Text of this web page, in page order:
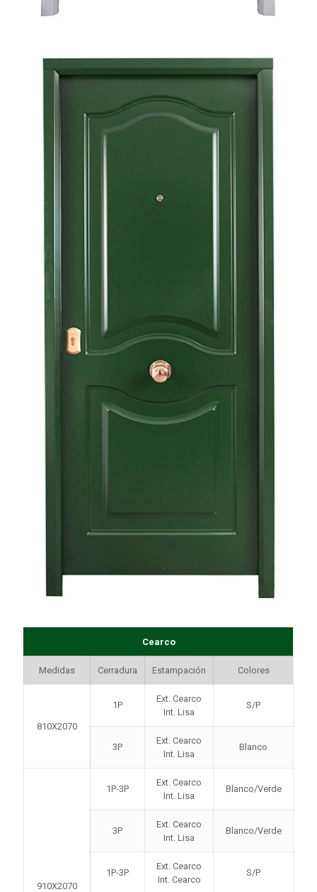
Cearco
Medidas Cerradura Estampación Colores
810X2070
1P
Ext. Cearco
Int. Lisa
S/P
3P
Ext. Cearco
Int. Lisa
Blanco
910X2070
1P-3P
Ext. Cearco
Int. Lisa
Blanco/Verde
3P
Ext. Cearco
Int. Lisa
Blanco/Verde
1P-3P
Ext. Cearco
Int. Cearco
S/P